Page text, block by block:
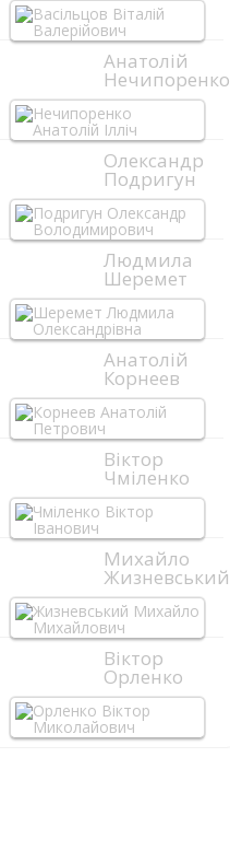
Анатолій
Нечипоренко
Олександр
Подригун
Людмила
Шеремет
Анатолій
Корнеев
Віктор
Чміленко
Михайло
Жизневський
Віктор
Орленко